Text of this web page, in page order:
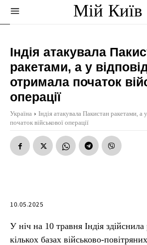
Мій Київ
Індія атакувала
ракетами, а у
отримала початок
операції
Україна
Індія атакувала Пакистан ракетами, а
початок військової операції
10.05.2025
У ніч на 10 травня Індія
кількох базах військово-